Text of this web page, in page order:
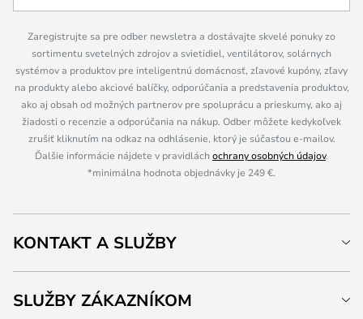
Zaregistrujte sa pre odber newsletra a dostávajte skvelé ponuky zo
sortimentu svetelných zdrojov a svietidiel, ventilátorov, solárnych
systémov a produktov pre inteligentnú domácnosť, zľavové kupóny, zľavy
na produkty alebo akciové balíčky, odporúčania a predstavenia produktov,
ako aj obsah od možných partnerov pre spoluprácu a prieskumy, ako aj
žiadosti o recenzie a odporúčania na nákup. Odber môžete kedykoľvek
zrušiť kliknutím na odkaz na odhlásenie, ktorý je súčasťou e-mailov.
Ďalšie informácie nájdete v pravidláchochrany osobných údajov.
*minimálna hodnota objednávky je 249 €.
KONTAKT A SLUŽBY
SLUŽBY ZÁKAZNÍKOM